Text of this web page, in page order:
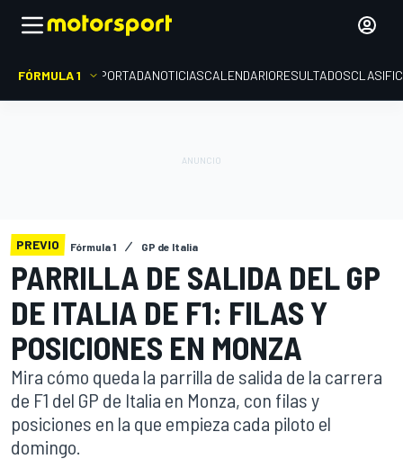
FÓRMULA 1 PORTADANOTICIASCALENDARIORESULTADOS
PREVIO Fórmula 1 GP de Italia
PARRILLA DE SALIDA DEL GP
DE ITALIA DE F1: FILAS Y
POSICIONES EN MONZA
Mira cómo queda la parrilla de salida de la carrera
de F1 del GP de Italia en Monza, con filas y
posiciones en la que empieza cada piloto el
domingo.